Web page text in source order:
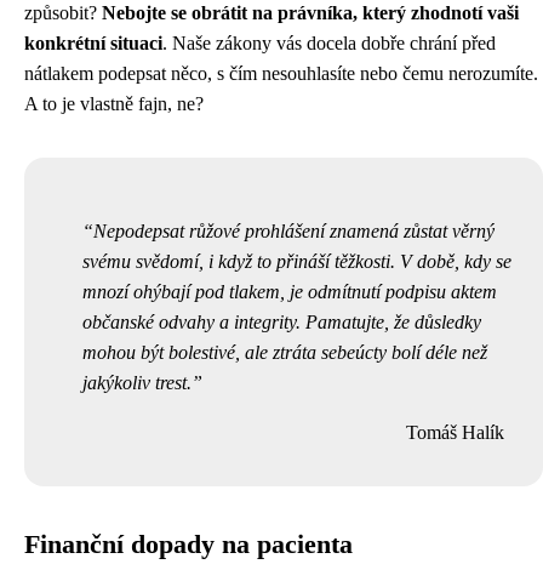
způsobit? Nebojte se obrátit na právníka, který zhodnotí vaši
konkrétní situaci. Naše zákony vás docela dobře chrání před
nátlakem podepsat něco, s čím nesouhlasíte nebo čemu nerozumíte.
A to je vlastně fajn, ne?
Nepodepsat růžové prohlášení znamená zůstat věrný
svému svědomí, i když to přináší těžkosti. V době, kdy se
mnozí ohýbají pod tlakem, je odmítnutí podpisu aktem
občanské odvahy a integrity. Pamatujte, že důsledky
mohou být bolestivé, ale ztráta sebeúcty bolí déle než
jakýkoliv trest.
Tomáš Halík
Finanční dopady na pacienta